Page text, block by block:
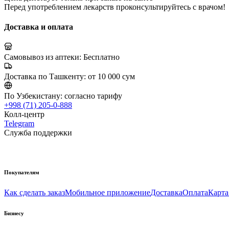
Перед употреблением лекарств проконсультируйтесь с врачом!
Доставка и оплата
Самовывоз из аптеки: Бесплатно
Доставка по Ташкенту: от 10 000 сум
По Узбекистану: согласно тарифу
+998 (71) 205-0-888
Колл-центр
Telegram
Служба поддержки
Покупателям
Как сделать заказМобильное приложениеДоставкаОплата
Бизнесу